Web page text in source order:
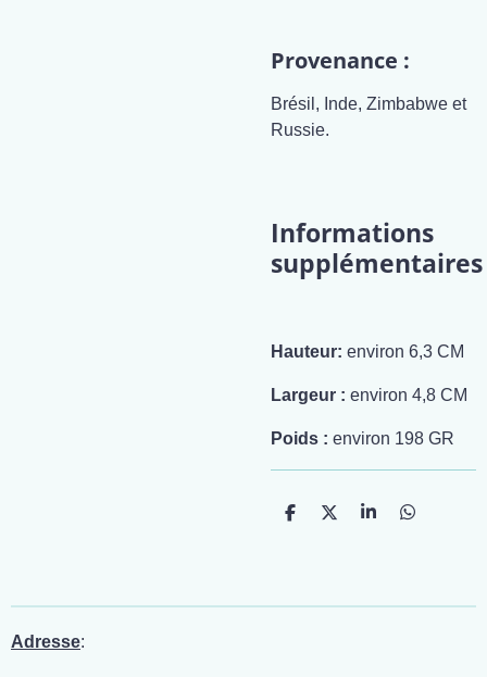
Provenance :
Brésil, Inde, Zimbabwe et
Russie.
Informations
supplémentaires
Hauteur: environ 6,3 CM
Largeur : environ 4,8 CM
Poids : environ 198 GR
P
g
P
g
P
g
P
g
Adresse: